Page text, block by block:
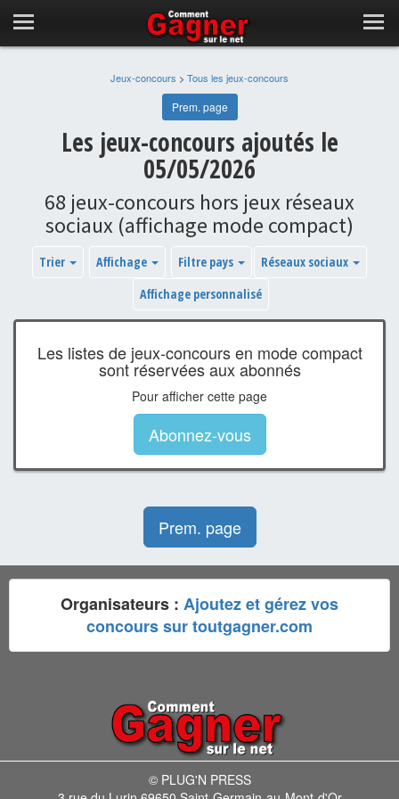
Jeux-concours > Tous les jeux-concours
Prem. page
Les jeux-concours ajoutés le
05/05/2026
68 jeux-concours hors jeux réseaux
sociaux (affichage mode compact)
Trier Affichage Filtre pays
Réseaux sociaux
Affichage personnalisé
Les listes de jeux-concours en mode compact
sont réservées aux abonnés
Pour afficher cette page
Abonnez-vous
Prem. page
Organisateurs : Ajoutez et gérez vos
concours sur toutgagner.com
© PLUG'N PRESS